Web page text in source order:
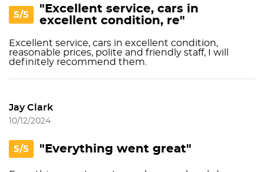
5/5
"Excellent service, cars in
excellent condition, re"
Excellent service, cars in excellent condition,
reasonable prices, polite and friendly staff, I will
definitely recommend them.
Jay Clark
10/12/2024
5/5 "Everything went great"